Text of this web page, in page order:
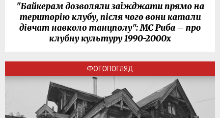
"Байкерам дозволяли заїжджати прямо на
територію клубу, після чого вони катали
дівчат навколо танцполу": МС Риба – про
клубну культуру 1990-2000х
ФОТОПОГЛЯД